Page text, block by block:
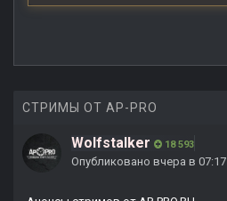
СТРИМЫ ОТ AP-PRO
Wolfstalker 18 593
Опубликовано вчера в 07:17